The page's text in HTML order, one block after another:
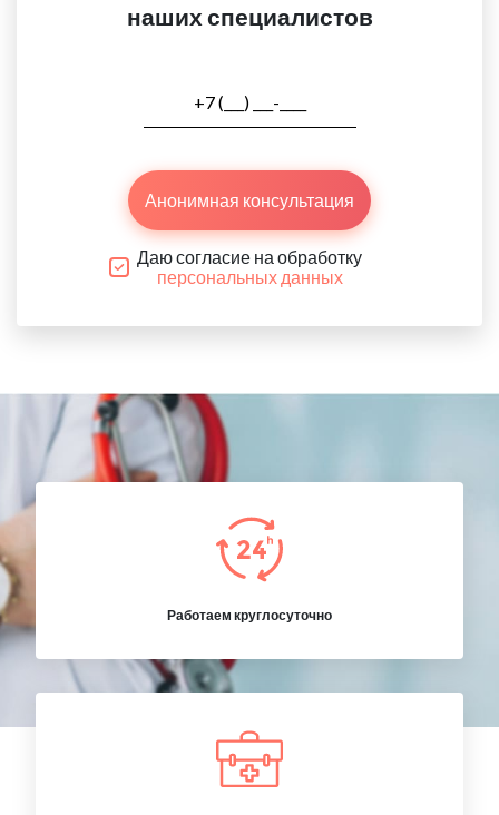
наших специалистов
Анонимная консультация
Даю согласие на обработку
персональных данных
Работаем круглосуточно